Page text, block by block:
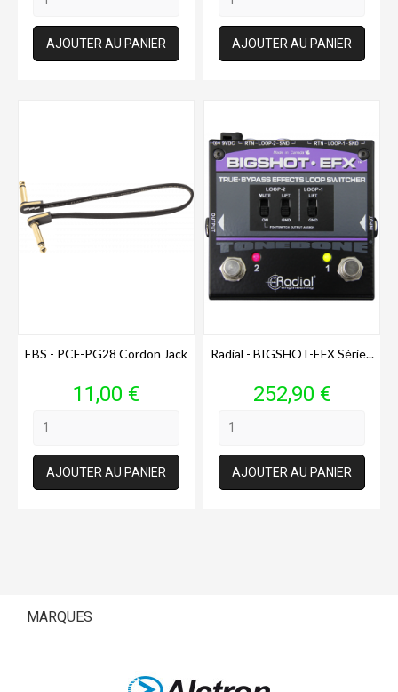
AJOUTER AU PANIER AJOUTER AU PANIER
EBS - PCF-PG28 Cordon Jack
Prix
11,00 €
AJOUTER AU PANIER
Radial - BIGSHOT-EFX Série...
Prix
252,90 €
AJOUTER AU PANIER
MARQUES